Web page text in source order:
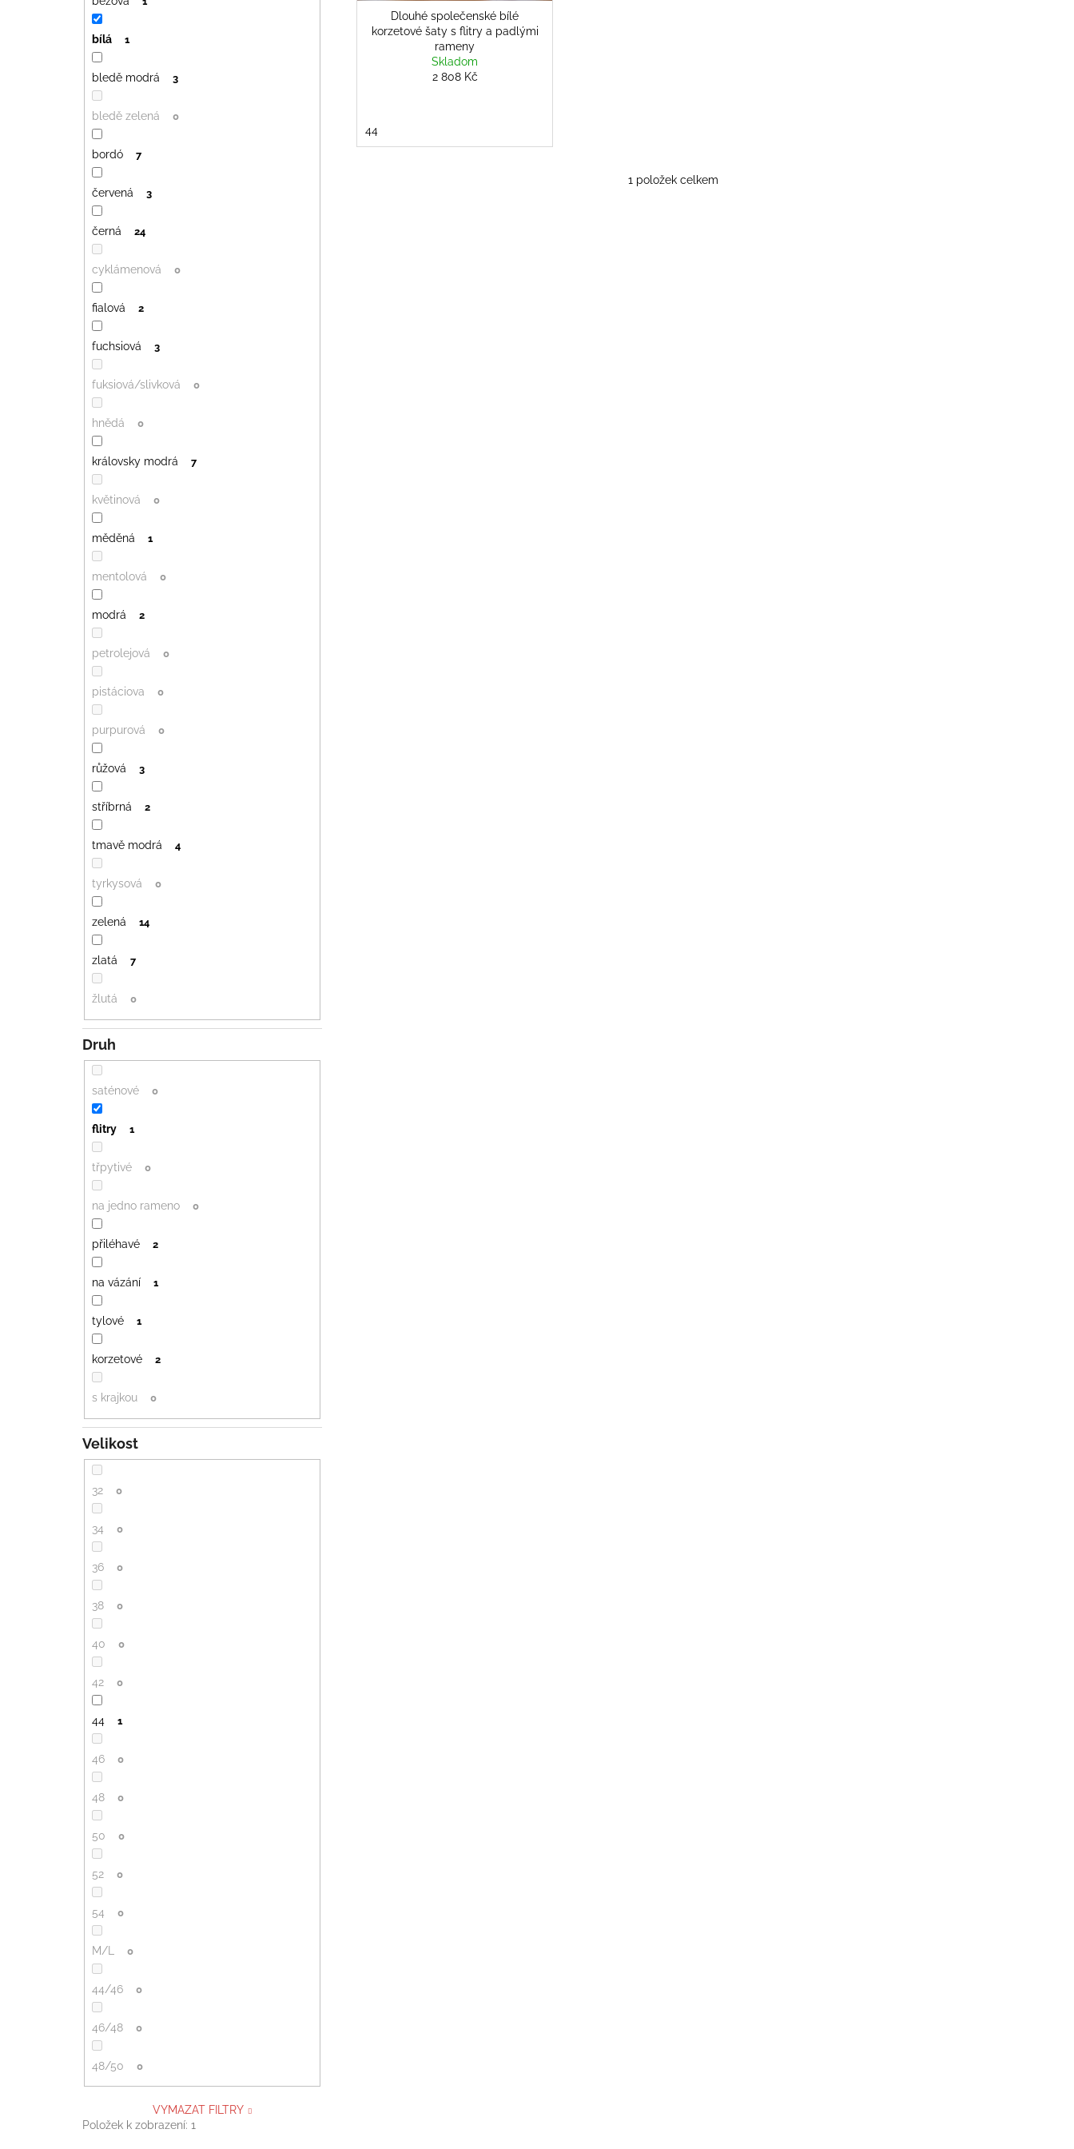
bílá 1
bledě modrá 3
bledě zelená 0
bordó 7
červená 3
černá 24
cyklámenová 0
fialová 2
fuchsiová 3
fuksiová/slivková 0
hnědá 0
královsky modrá 7
květinová 0
měděná 1
mentolová 0
modrá 2
petrolejová 0
pistáciova 0
purpurová 0
růžová 3
stříbrná 2
tmavě modrá 4
tyrkysová 0
zelená 14
zlatá 7
žlutá 0
Druh
saténové 0
flitry 1
třpytivé 0
na jedno rameno 0
přiléhavé 2
na vázání 1
tylové 1
korzetové 2
s krajkou 0
Velikost
32 0
34 0
36 0
38 0
40 0
42 0
44 1
46 0
48 0
50 0
52 0
54 0
M/L 0
44/46 0
46/48 0
48/50 0
VYMAZAT FILTRY
Položek k zobrazení: 1
Dlouhé společenské bílé
korzetové šaty s flitry a padlými
rameny
Skladom
2 808 Kč
44
O
1 položek celkem